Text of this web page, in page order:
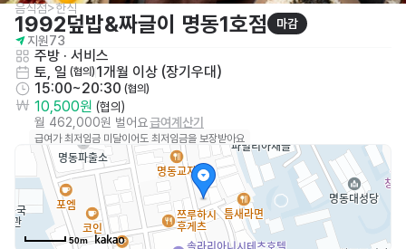
음식점>한식
1992덮밥&짜글이 명동1호점
마감
지원73
주방 · 서비스
토, 일 (협의) 1개월 이상 (장기우대)
15:00~20:30 (협의)
10,500원 (협의)
월 462,000원 벌어요급여계산기
급여가 최저임금 미달이어도 최저임금을 보장받아요
50m